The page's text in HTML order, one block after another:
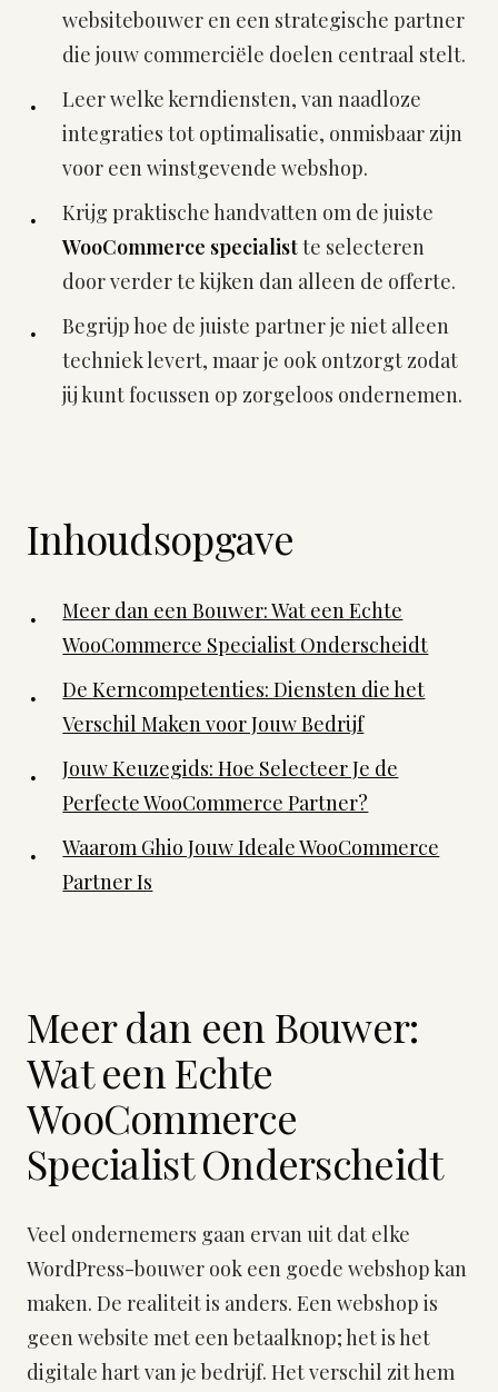
websitebouwer en een strategische partner
die jouw commerciële doelen centraal stelt.
Leer welke kerndiensten, van naadloze
integraties tot optimalisatie, onmisbaar zijn
voor een winstgevende webshop.
Krijg praktische handvatten om de juiste
WooCommerce specialistte selecteren
door verder te kijken dan alleen de offerte.
Begrijp hoe de juiste partner je niet alleen
techniek levert, maar je ook ontzorgt zodat
jij kunt focussen op zorgeloos ondernemen.
Inhoudsopgave
Meer dan een Bouwer: Wat een Echte
WooCommerce Specialist Onderscheidt
De Kerncompetenties: Diensten die het
Verschil Maken voor Jouw Bedrijf
Jouw Keuzegids: Hoe Selecteer Je de
Perfecte WooCommerce Partner?
Waarom Ghio Jouw Ideale WooCommerce
Partner Is
Meer dan een Bouwer:
Wat een Echte
WooCommerce
Specialist Onderscheidt
Veel ondernemers gaan ervan uit dat elke
WordPress-bouwer ook een goede webshop kan
maken. De realiteit is anders. Een webshop is
geen website met een betaalknop; het is het
digitale hart van je bedrijf. Het verschil zit hem